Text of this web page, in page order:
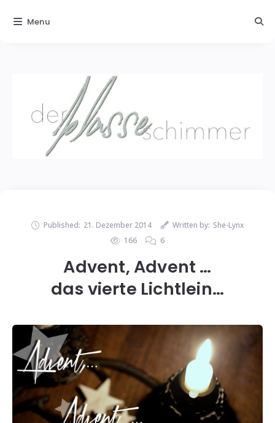
Published: 21. Dezember 2014 Written by: She-Lynx
166
6
Advent, Advent …
das vierte Lichtlein…
Menu